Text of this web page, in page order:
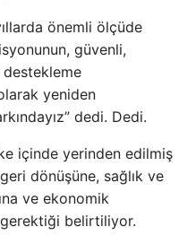
önemli ölçüde
güvenli,
destekleme
yeniden
dedi. Dedi.
içinde yerinden edilmiş
dönüşüne, sağlık ve
ve ekonomik
gerektiği belirtiliyor.